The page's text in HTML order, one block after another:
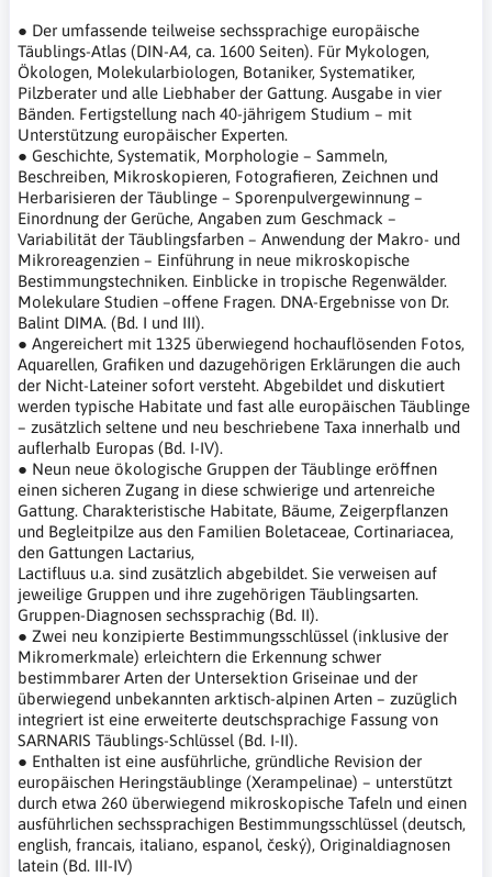
● Der umfassende teilweise sechssprachige europäische
Täublings-Atlas (DIN-A4, ca. 1600 Seiten). Für Mykologen,
Ökologen, Molekularbiologen, Botaniker, Systematiker,
Pilzberater und alle Liebhaber der Gattung. Ausgabe in vier
Bänden. Fertigstellung nach 40-jährigem Studium – mit
Unterstützung europäischer Experten.
● Geschichte, Systematik, Morphologie – Sammeln,
Beschreiben, Mikroskopieren, Fotografieren, Zeichnen und
Herbarisieren der Täublinge – Sporenpulvergewinnung –
Einordnung der Gerüche, Angaben zum Geschmack –
Variabilität der Täublingsfarben – Anwendung der Makro- und
Mikroreagenzien – Einführung in neue mikroskopische
Bestimmungstechniken. Einblicke in tropische Regenwälder.
Molekulare Studien –offene Fragen. DNA-Ergebnisse von Dr.
Balint DIMA. (Bd. I und III).
● Angereichert mit 1325 überwiegend hochauflösenden Fotos,
Aquarellen, Grafiken und dazugehörigen Erklärungen die auch
der Nicht-Lateiner sofort versteht. Abgebildet und diskutiert
werden typische Habitate und fast alle europäischen Täublinge
– zusätzlich seltene und neu beschriebene Taxa innerhalb und
auflerhalb Europas (Bd. I-IV).
● Neun neue ökologische Gruppen der Täublinge eröffnen
einen sicheren Zugang in diese schwierige und artenreiche
Gattung. Charakteristische Habitate, Bäume, Zeigerpflanzen
und Begleitpilze aus den Familien Boletaceae, Cortinariacea,
den Gattungen Lactarius,
Lactifluus u.a. sind zusätzlich abgebildet. Sie verweisen auf
jeweilige Gruppen und ihre zugehörigen Täublingsarten.
Gruppen-Diagnosen sechssprachig (Bd. II).
● Zwei neu konzipierte Bestimmungsschlüssel (inklusive der
Mikromerkmale) erleichtern die Erkennung schwer
bestimmbarer Arten der Untersektion Griseinae und der
überwiegend unbekannten arktisch-alpinen Arten – zuzüglich
integriert ist eine erweiterte deutschsprachige Fassung von
SARNARIS Täublings-Schlüssel (Bd. I-II).
● Enthalten ist eine ausführliche, gründliche Revision der
europäischen Heringstäublinge (Xerampelinae) – unterstützt
durch etwa 260 überwiegend mikroskopische Tafeln und einen
ausführlichen sechssprachigen Bestimmungsschlüssel (deutsch,
english, francais, italiano, espanol, český), Originaldiagnosen
latein (Bd. III-IV)